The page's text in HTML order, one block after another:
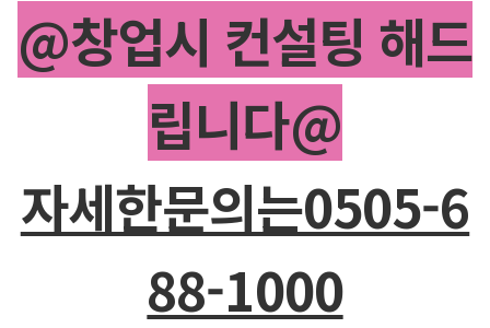
@창업시 컨설팅 해드
립니다@
자세한문의는0505-6
88-1000